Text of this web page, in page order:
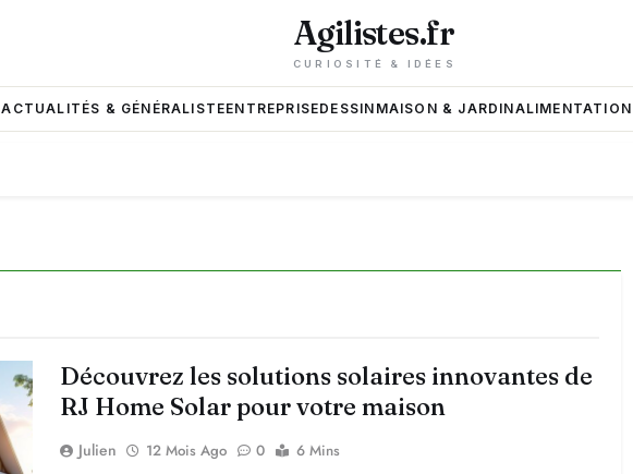
Agilistes.fr
CURIOSITÉ & IDÉES
ACTUALITÉS & GÉNÉRALISTEENTREPRISEDESSIN MAISON & JARDIN
Découvrez les solutions solaires innovantes de
RJ Home Solar pour votre maison
Julien 12 Mois Ago 0
6 Mins